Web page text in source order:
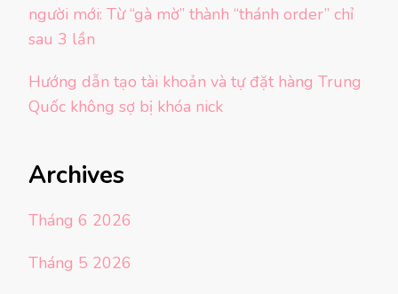
người mới: Từ “gà mờ” thành “thánh order” chỉ
sau 3 lần
Hướng dẫn tạo tài khoản và tự đặt hàng Trung
Quốc không sợ bị khóa nick
Archives
Tháng 6 2026
Tháng 5 2026